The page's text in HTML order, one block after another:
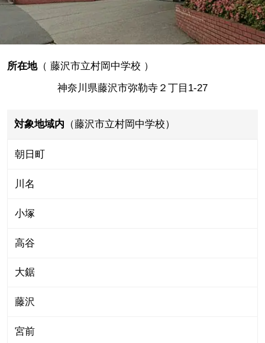
所在地（ 藤沢市立村岡中学校 ）
神奈川県藤沢市弥勒寺２丁目1-27
対象地域内 （藤沢市立村岡中学校）
朝日町
川名
小塚
高谷
大鋸
藤沢
宮前